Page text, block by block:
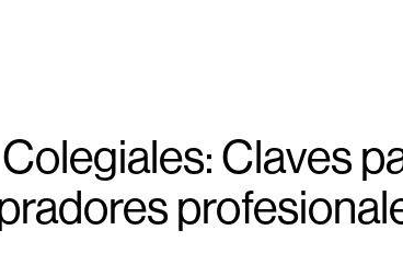
Claves